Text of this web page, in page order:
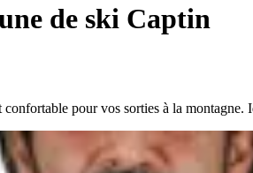
de ski Captin
pour vos sorties à la montagne.